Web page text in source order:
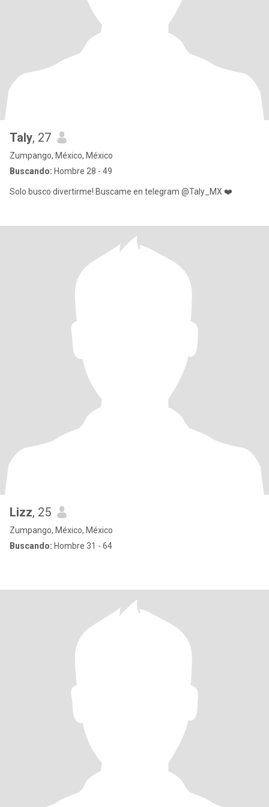
Taly, 27
Zumpango, México, México
Buscando: Hombre 28 - 49
Solo busco divertirme! Buscame en telegram @Taly_MX ❤️
Lizz, 25
Zumpango, México, México
Buscando: Hombre 31 - 64